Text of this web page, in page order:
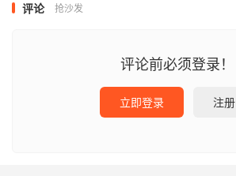
评论 抢沙发
评论前必须登录！
立即登录 注册